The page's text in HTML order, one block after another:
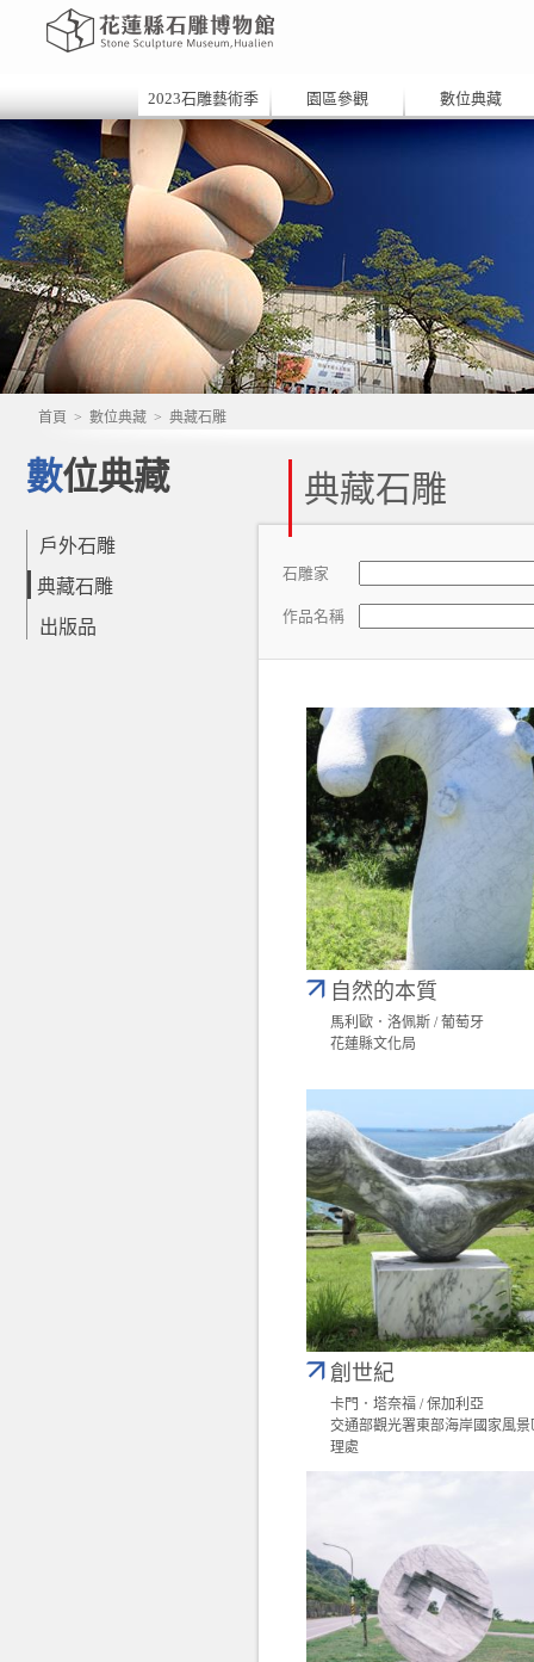
2023石雕藝術季 園區參觀 數位典藏
首頁 > 數位典藏 > 典藏石雕
數位典藏
戶外石雕
典藏石雕
出版品
典藏石雕
石雕家
作品名稱
自然的本質
馬利歐．洛佩斯 / 葡萄牙
花蓮縣文化局
創世紀
卡門．塔奈福 / 保加利亞
交通部觀光署東部海岸國家風景
理處